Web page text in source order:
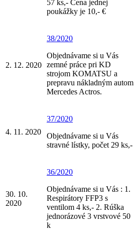
57 ks,- Cena jednej
poukážky je 10,- €
2. 12. 2020
38/2020
Objednávame si u Vás
zemné práce pri KD
strojom KOMATSU a
prepravu nákladným autom
Mercedes Actros.
4. 11. 2020
37/2020
Objednávame si u Vás
stravné lístky, počet 29 ks,-
30. 10.
2020
36/2020
Objednávame si u Vás : 1.
Respirátory FFP3 s
ventilom 4 ks,- 2. Rúška
jednorázové 3 vrstvové 50
k